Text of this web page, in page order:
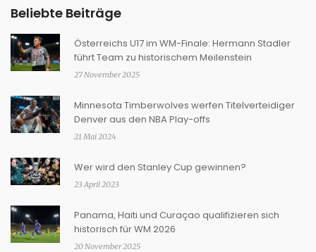
Beliebte Beiträge
Österreichs U17 im WM-Finale: Hermann Stadler
führt Team zu historischem Meilenstein
27 November 2025
Minnesota Timberwolves werfen Titelverteidiger
Denver aus den NBA Play-offs
21 Mai 2024
Wer wird den Stanley Cup gewinnen?
23 April 2023
Panama, Haiti und Curaçao qualifizieren sich
historisch für WM 2026
20 November 2025